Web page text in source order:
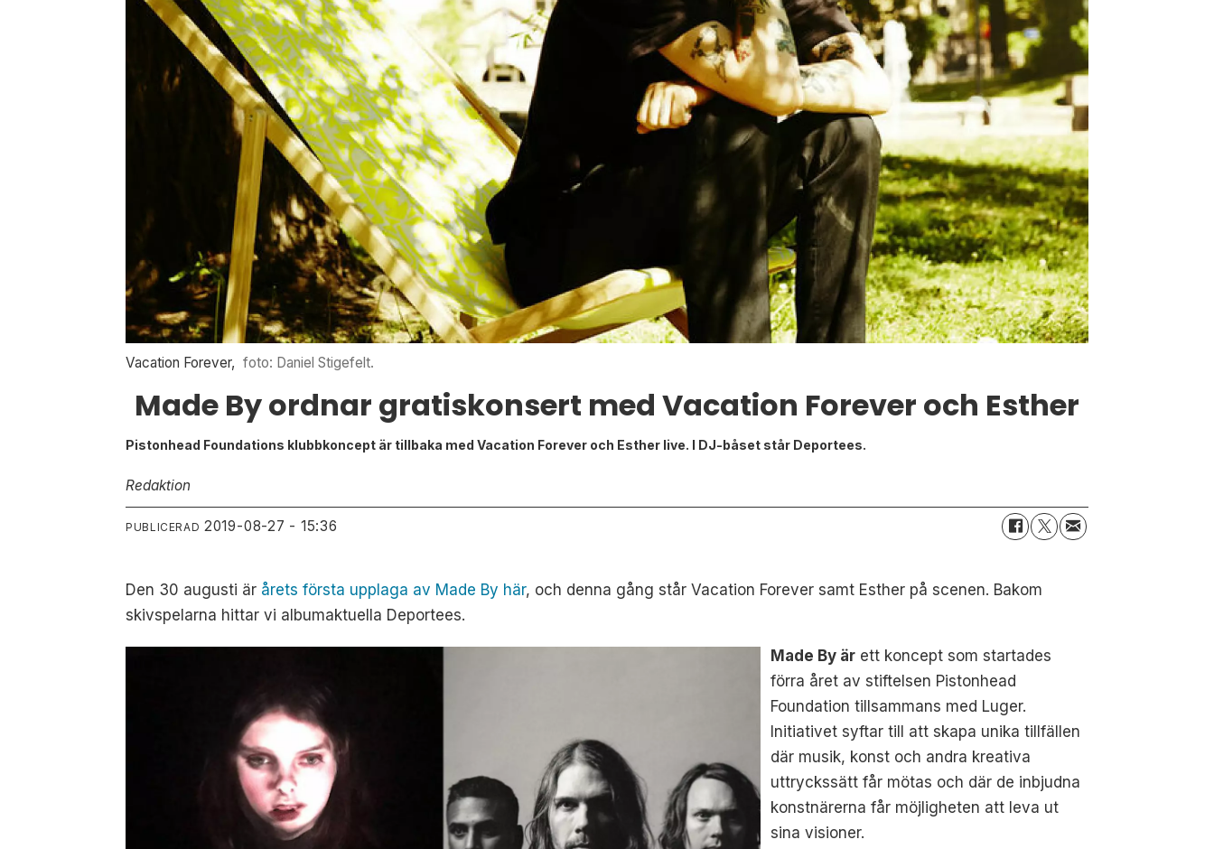
Vacation Forever, foto: Daniel Stigefelt.
Made By ordnar gratiskonsert med Vacation Forever och Esther
Pistonhead Foundations klubbkoncept är tillbaka med Vacation Forever och Esther live. I DJ-båset står Deportees.
Redaktion
PUBLICERAD 2019-08-27 - 15:36
Den 30 augusti är årets första upplaga av Made By här, och denna gång står Vacation Forever samt Esther på scenen. Bakom
skivspelarna hittar vi albumaktuella Deportees.
Made By är ett koncept som startades
förra året av stiftelsen Pistonhead
Foundation tillsammans med Luger.
Initiativet syftar till att skapa unika tillfällen
där musik, konst och andra kreativa
uttryckssätt får mötas och där de inbjudna
konstnärerna får möjligheten att leva ut
sina visioner.